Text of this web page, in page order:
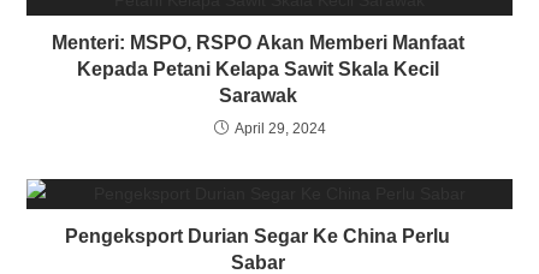
Menteri: MSPO, RSPO Akan Memberi Manfaat
Kepada Petani Kelapa Sawit Skala Kecil
Sarawak
April 29, 2024
Pengeksport Durian Segar Ke China Perlu
Sabar